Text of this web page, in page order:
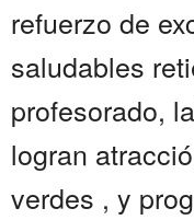
refuerzo de
saludables
profesorado,
logran
verdes , y